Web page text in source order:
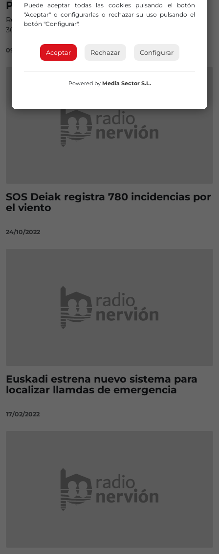
Protección Civil
Reconocen actos de heroísmo y solidaridad, además de
30 diplomas al voluntariado por su trayectoria
09/02/2025
SOS Deiak registra 780 incidencias por
el viento
24/10/2022
Euskadi estrena nuevo sistema para
localizar llamdas de emergencia
17/02/2022
Puede aceptar todas las cookies pulsando el botón
"Aceptar" o configurarlas o rechazar su uso pulsando el
botón "Configurar".
Aceptar Rechazar Configurar
Powered by Media Sector S.L.